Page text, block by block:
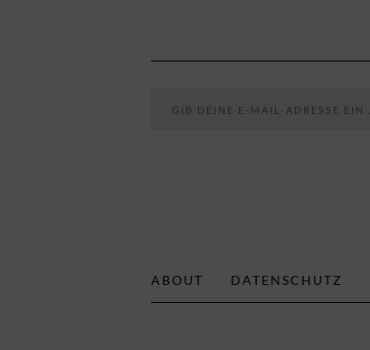
ABOUT DATENSCHUTZ